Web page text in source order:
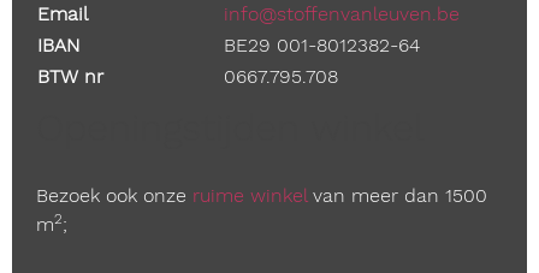
Email
info@stoffenvanleuven.be
IBAN
BE29 001-8012382-64
BTW nr
0667.795.708
Bezoek ook onze ruime winkel van meer dan 1500
m2;